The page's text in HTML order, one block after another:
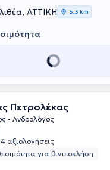
ΑΤΤΙΚΗ 5,3 km
Πετρολέκας
- Ανδρολόγος
αξιολογήσεις
για βιντεοκλήση